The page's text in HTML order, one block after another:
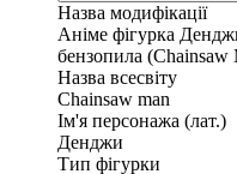
Назва модифікації
Аніме фігурка
бензопила
Назва всесвіту
Chainsaw man
Ім'я персонажа (лат.)
Денджи
Тип фігурки